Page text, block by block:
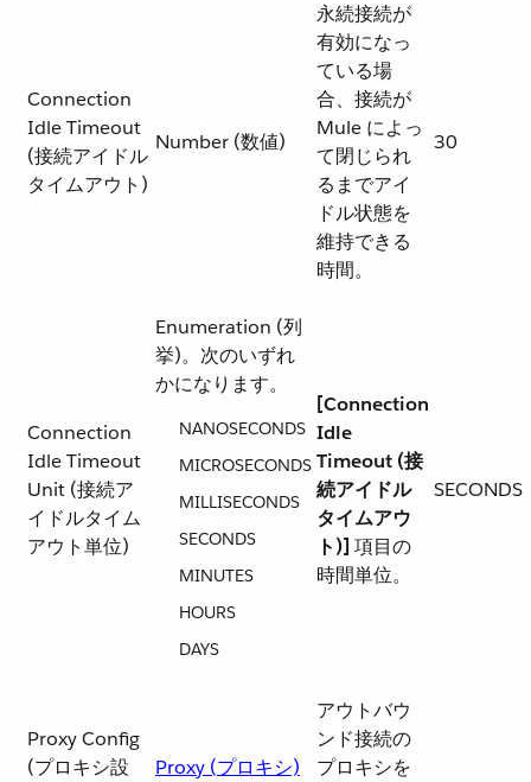
Connection
Idle Timeout
(接続アイドル
タイムアウト)
Number (数値)
永続接続が
有効になっ
ている場
合、接続が
Mule によっ
て閉じられ
るまでアイ
ドル状態を
維持できる
時間。
30
Connection
Idle Timeout
Unit (接続ア
イドルタイム
アウト単位)
Enumeration (列
挙)。次のいずれ
かになります。
NANOSECONDS
MICROSECONDS
MILLISECONDS
SECONDS
MINUTES
HOURS
DAYS
[Connection
Idle
Timeout (接
続アイドル
タイムアウ
ト)] ​ 項目の
時間単位。
SECONDS
Proxy Config
(プロキシ設
Proxy (プロキシ)
アウトバウ
ンド接続の
プロキシを